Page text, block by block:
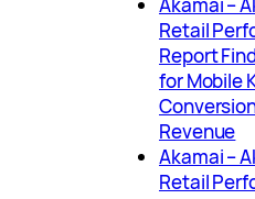
Akamai –
Retail
Report
for Mobile
Revenue
Akamai –
Retail